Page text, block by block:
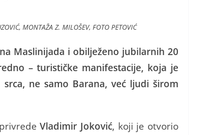
MONTAŽA Z. MILOŠEV, FOTO PETOVIĆ
Maslinijada i obilježeno jubilarnih 20
– turističke manifestacije, koja je
ne samo Barana, već ljudi širom
Vladimir Joković, koji je otvorio